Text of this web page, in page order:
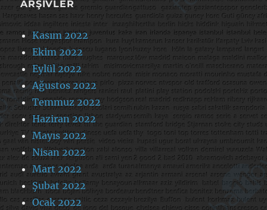
ARŞIVLER
Kasım 2022
Ekim 2022
Eylül 2022
Ağustos 2022
Temmuz 2022
Haziran 2022
Mayıs 2022
Nisan 2022
Mart 2022
Şubat 2022
Ocak 2022